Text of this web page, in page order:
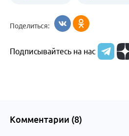
Алтайский край
Поделиться:
Подписывайтесь на нас
Комментарии (8)